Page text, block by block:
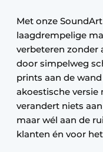
Met onze
laagdrempelige
verbeteren zonder
door simpelweg
prints aan de
akoestische versie
verandert niets
maar wél aan de
klanten én voor